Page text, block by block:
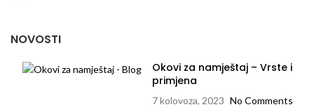
NOVOSTI
Okovi za namještaj – Vrste i
primjena
7 kolovoza, 2023 No Comments